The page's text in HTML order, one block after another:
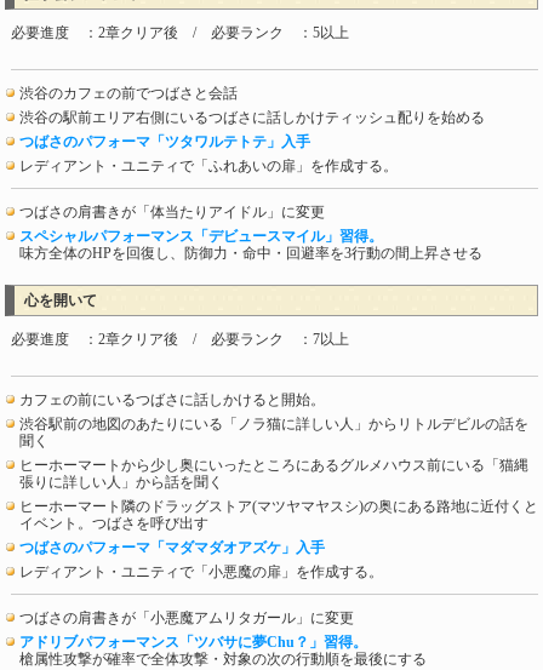
必要進度 ：2章クリア後 / 必要ランク ：5以上
渋谷のカフェの前でつばさと会話
渋谷の駅前エリア右側にいるつばさに話しかけティッシュ配りを始める
つばさのパフォーマ「ツタワルテトテ」入手
レディアント・ユニティで「ふれあいの扉」を作成する。
つばさの肩書きが「体当たりアイドル」に変更
スペシャルパフォーマンス「デビュースマイル」習得。
味方全体のHPを回復し、防御力・命中・回避率を3行動の間上昇させる
心を開いて
必要進度 ：2章クリア後 / 必要ランク ：7以上
カフェの前にいるつばさに話しかけると開始。
渋谷駅前の地図のあたりにいる「ノラ猫に詳しい人」からリトルデビルの話を
聞く
ヒーホーマートから少し奥にいったところにあるグルメハウス前にいる「猫縄
張りに詳しい人」から話を聞く
ヒーホーマート隣のドラッグストア(マツヤマヤスシ)の奥にある路地に近付くと
イベント。つばさを呼び出す
つばさのパフォーマ「マダマダオアズケ」入手
レディアント・ユニティで「小悪魔の扉」を作成する。
つばさの肩書きが「小悪魔アムリタガール」に変更
アドリブパフォーマンス「ツバサに夢Chu？」習得。
槍属性攻撃が確率で全体攻撃・対象の次の行動順を最後にする